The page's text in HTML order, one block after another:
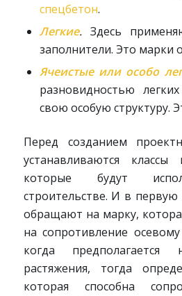
спецбетон.
Легкие.Здесь
заполнители. Это марки
Ячеистые или особо
разновидностью
свою особую структуру.
Перед созданием
устанавливаются
которые будут
строительстве. И в
обращают на марку,
на сопротивление
когда предполагается
растяжения, тогда
которая способна